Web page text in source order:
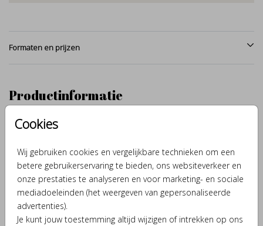
Cookies
Wij gebruiken cookies en vergelijkbare technieken om een
betere gebruikerservaring te bieden, ons websiteverkeer en
onze prestaties te analyseren en voor marketing- en sociale
mediadoeleinden (het weergeven van gepersonaliseerde
advertenties).
Je kunt jouw toestemming altijd wijzigen of intrekken op ons
Formaten en prijzen
Productinformatie
Omschrijving
met aquarel. Maak van dit beige geboortekaartje in venster vorm
met zwartfolie door verschillende kleuren en lettertypes er je
eigen ontwerp van.
Collectie